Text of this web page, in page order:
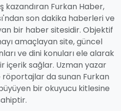
kazandıran Furkan Haber,
son dakika haberleri ve
bir haber sitesidir. Objektif
amaçlayan site, güncel
ve dini konuları ele alarak
içerik sağlar. Uzman yazar
röportajlar da sunan Furkan
bir okuyucu kitlesine